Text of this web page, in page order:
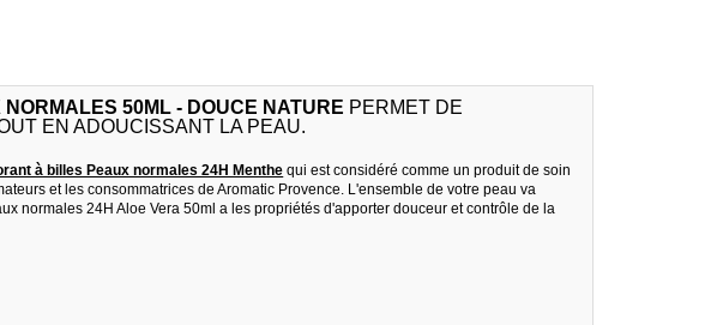
50ML - DOUCE NATURE PERMET DE
EN ADOUCISSANT LA PEAU.
à billes Peaux normales 24H Menthe qui est considéré comme un produit de soin
et les consommatrices de Aromatic Provence. L'ensemble de votre peau va
normales 24H Aloe Vera 50ml a les propriétés d'apporter douceur et contrôle de la